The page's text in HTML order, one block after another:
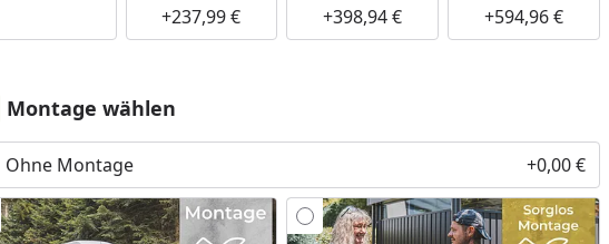
+237,99 € +398,94 € +594,96 €
Montage wählen
Ohne Montage +0,00 €